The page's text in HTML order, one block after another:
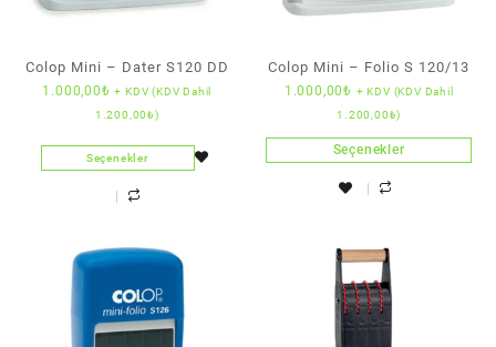
Colop Mini – Dater S120 DD
1.000,00₺ + KDV (KDV Dahil
1.200,00₺)
Seçenekler
Colop Mini – Folio S 120/13
1.000,00₺ + KDV (KDV Dahil
1.200,00₺)
Seçenekler